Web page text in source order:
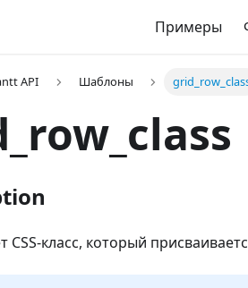
Примеры
API Шаблоны
CSS-класс, который